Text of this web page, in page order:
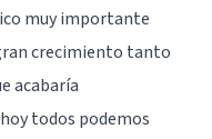
muy importante
crecimiento tanto
acabaría
todos podemos